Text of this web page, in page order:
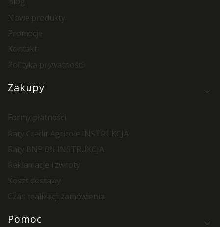
Nowe produkty
Promocje
Kontakt
Polityka prywatności
Zakupy
Formy płatności
Raty Credit Agricole INSTRUKCJA
Raty BNP 0% INSTRUKCJA
Reklamacje i zwroty
Koszt dostawy
Czas realizacji zamówienia
Pomoc